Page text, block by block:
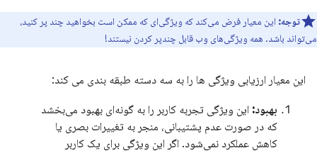
توجه: این معیار فرض می‌کند که ویژگی‌ای که ممکن است بخواهید چند پر کنید،
می‌تواند باشد. همه ویژگی‌های وب قابل چندپر کردن نیستند!
این معیار ارزیابی ویژگی ها را به سه دسته طبقه بندی می کند:
بهبود: این ویژگی تجربه کاربر را به گونه‌ای بهبود می‌بخشد
که در صورت عدم پشتیبانی، منجر به تغییرات بصری یا
کاهش عملکرد نمی‌شود. اگر این ویژگی برای یک کاربر